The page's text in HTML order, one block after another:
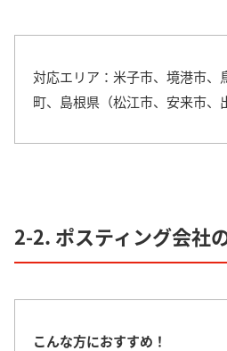
対応エリア： 米子市、境港市、
町、島根県（松江市、安来市、
2-2. ポスティング会社
こんな方におすすめ！